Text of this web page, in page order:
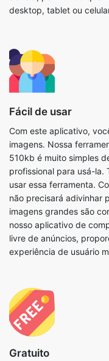
Fácil de usar
Com este aplicativo,
imagens. Nossa
510kb é muito simples
usar essa ferramenta.
não precisará adivinhar
imagens grandes são
nosso aplicativo de
livre de anúncios,
experiência de usuário
Gratuito
Você pode usar todas
incluindo nossa
510kb. Você pode